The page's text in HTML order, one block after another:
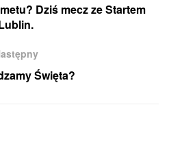
Dziś mecz ze Startem
Święta?